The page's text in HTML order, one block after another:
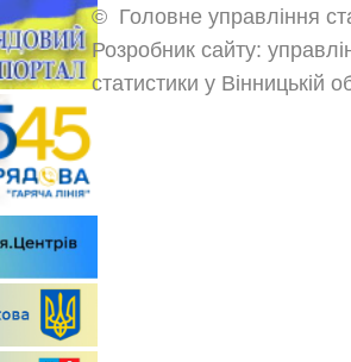
© Головне управління
Розробник сайту:
статистики у Вінницькій